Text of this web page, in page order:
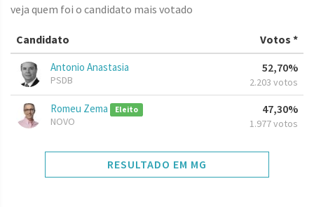
veja quem foi o candidato mais votado
Candidato Votos *
Antonio Anastasia
PSDB
52,70%
2.203 votos
Romeu Zema Eleito
NOVO
47,30%
1.977 votos
RESULTADO EM MG